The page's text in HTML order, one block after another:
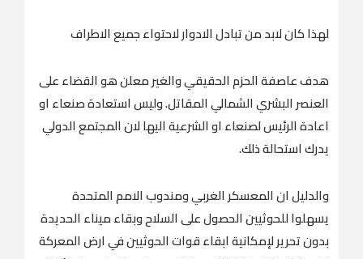
لهذا كان لابد من تبادل الادوار لاحتواء جميع الاطراف
هدف عاصفة الحزم الحقيقي والغير معلن هو القضاء على
العنصر البشري الشمالي المقاتل. وليس استعادة صنعاء او
اعادة الرئيس لصنعاء او الشرعية اليها لان المجتمع الدولي
يدرك استحالة ذلك.
والدليل ان المعسكر الغربي ومندوب الامم المتحدة
يسهلوا للحوثيين الحصول على السلاح وبقاء ميناء الحديدة
بدون تحرير لإمكانية ابقاء قوات الحوثيين في ارض المعركة